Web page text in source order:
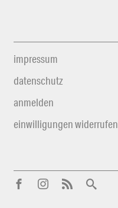
impressum
datenschutz
anmelden
einwilligungen widerrufen